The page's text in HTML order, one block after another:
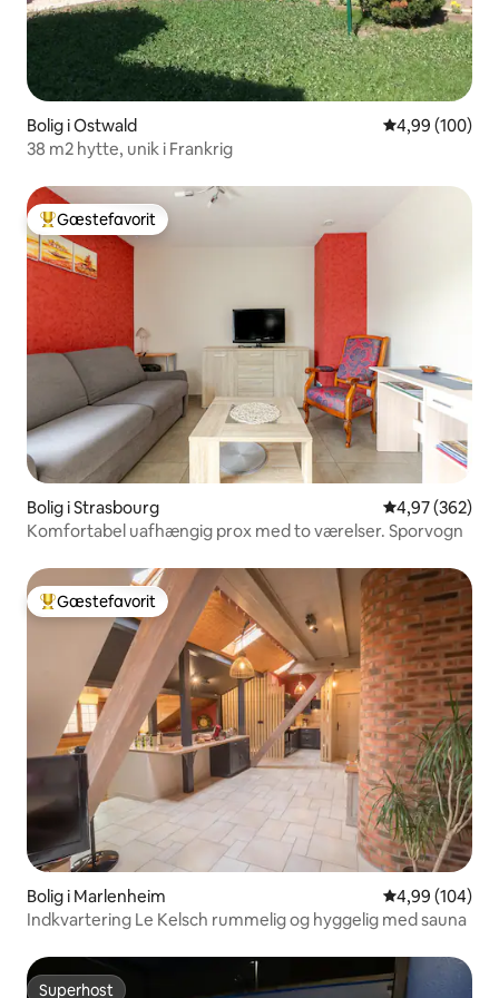
Bolig i Ostwald 4,99 ud af 5 i
4,99 (100)
38 m2 hytte, unik i Frankrig
Bedste gæstefavorit
Gæstefavorit
Bolig i Strasbourg 4,97 ud af 5 i
4,97 (362)
Komfortabel uafhængig prox med to værelser. Sporvogn
Bedste gæstefavorit
Gæstefavorit
Bolig i Marlenheim 4,99 ud af 5 i
4,99 (104)
Indkvartering Le Kelsch rummelig og hyggelig med sauna
Superhost